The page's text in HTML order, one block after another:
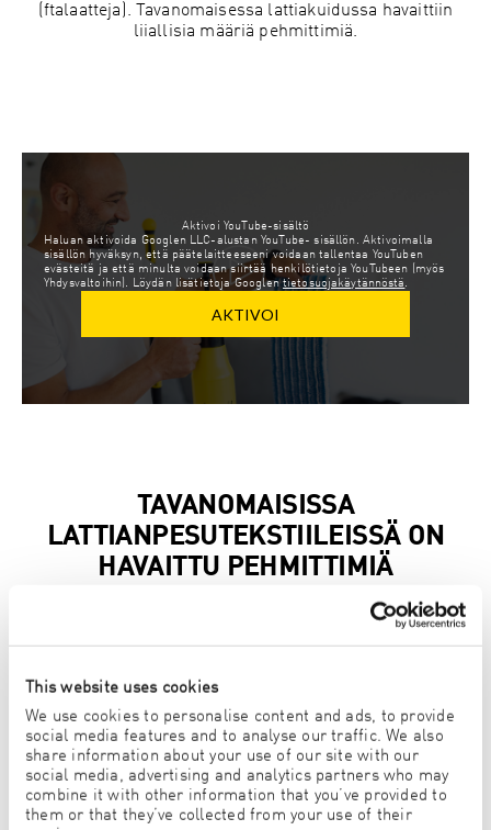
This website uses cookies
We use cookies to personalise content and ads, to provide
social media features and to analyse our traffic. We also
share information about your use of our site with our
social media, advertising and analytics partners who may
combine it with other information that you’ve provided to
them or that they’ve collected from your use of their
(ftalaatteja). Tavanomaisessa lattiakuidussa havaittiin
liiallisia määriä pehmittimiä.
Aktivoi YouTube-sisältö
Haluan aktivoida Googlen LLC-alustan YouTube- sisällön. Aktivoimalla
sisällön hyväksyn, että päätelaitteeseeni voidaan tallentaa YouTuben
evästeitä ja että minulta voidaan siirtää henkilötietoja YouTubeen (myös
Yhdysvaltoihin). Löydän lisätietoja Googlentietosuojakäytännöstä.
AKTIVOI
TAVANOMAISISSA
LATTIANPESUTEKSTIILEISSÄ ON
HAVAITTU PEHMITTIMIÄ
Kuten vertailutestin tulokset osoittavat, tavanomaisessa
päällystetyissä tuotteissa. Lisäksi
arvon.ENJO-lattiakuidussa ei havaittu ollenkaan
pehmittimiä.